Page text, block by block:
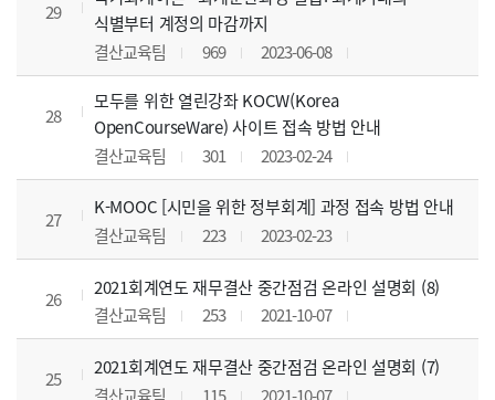
29
식별부터 계정의 마감까지
결산교육팀
969 2023-06-08
28
모두를 위한 열린강좌 KOCW(Korea
OpenCourseWare) 사이트 접속 방법 안내
결산교육팀
301 2023-02-24
27
K-MOOC [시민을 위한 정부회계] 과정 접속 방법 안내
결산교육팀
223 2023-02-23
26
2021회계연도 재무결산 중간점검 온라인 설명회 (8)
결산교육팀
253 2021-10-07
25
2021회계연도 재무결산 중간점검 온라인 설명회 (7)
결산교육팀
115 2021-10-07